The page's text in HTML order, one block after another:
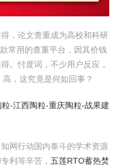
，论文查重成为高校和科研
常用的查重平台，因其价钱
。忖度词，不少用户反应，
，这究竟是何如回事？
-江西陶粒-重庆陶粒-战果建
网行动国内泰斗的学术资源
利等辛苦， 五莲RTO蓄热焚